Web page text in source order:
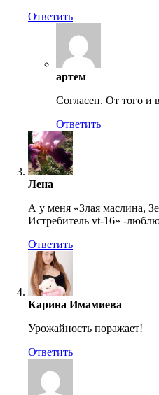
Ответить
артем
Согласен. От того и
Ответить
Лена
А у меня «Злая маслина,
Истребитель vt-16» -
Ответить
Карина Имамиева
Урожайность поражает!
Ответить